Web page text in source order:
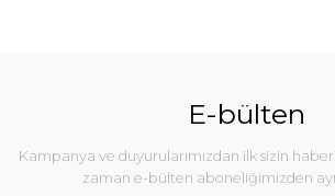
E-bülten
Kampanya ve duyurularımızdan ilk sizin
zaman e-bülten aboneliğimizden